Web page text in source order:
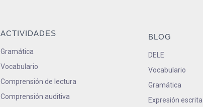
ACTIVIDADES
Gramática
Vocabulario
Comprensión de lectura
Comprensión auditiva
BLOG
DELE
Vocabulario
Gramática
Expresión escrita